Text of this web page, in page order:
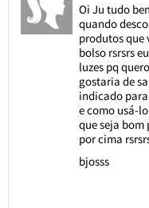
Oi Ju tudo
quando
produtos que
bolso rsrsrs
luzes pq
gostaria de
indicado
e como usá-
que seja bom
por cima
bjosss